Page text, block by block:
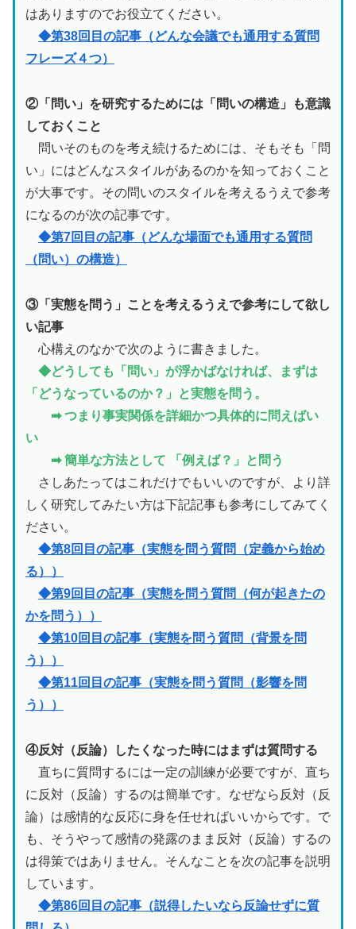
はありますのでお役立てください。
◆第38回目の記事（どんな会議でも通用する質問
フレーズ４つ）
②「問い」を研究するためには「問いの構造」も意識
しておくこと
問いそのものを考え続けるためには、そもそも「問
い」にはどんなスタイルがあるのかを知っておくこと
が大事です。その問いのスタイルを考えるうえで参考
になるのが次の記事です。
◆第7回目の記事（どんな場面でも通用する質問
（問い）の構造）
③「実態を問う」ことを考えるうえで参考にして欲し
い記事
心構えのなかで次のように書きました。
◆どうしても「問い」が浮かばなければ、まずは
「どうなっているのか？」と実態を問う。
➡ つまり事実関係を詳細かつ具体的に問えばい
い
➡ 簡単な方法として 「例えば？」と問う
さしあたってはこれだけでもいいのですが、より詳
しく研究してみたい方は下記記事も参考にしてみてく
ださい。
◆第8回目の記事（実態を問う質問（定義から始め
る））
◆第9回目の記事（実態を問う質問（何が起きたの
かを問う））
◆第10回目の記事（実態を問う質問（背景を問
う））
◆第11回目の記事（実態を問う質問（影響を問
う））
④反対（反論）したくなった時にはまずは質問する
直ちに質問するには一定の訓練が必要ですが、直ち
に反対（反論）するのは簡単です。なぜなら反対（反
論）は感情的な反応に身を任せればいいからです。で
も、そうやって感情の発露のまま反対（反論）するの
は得策ではありません。そんなことを次の記事を説明
しています。
◆第86回目の記事（説得したいなら反論せずに質